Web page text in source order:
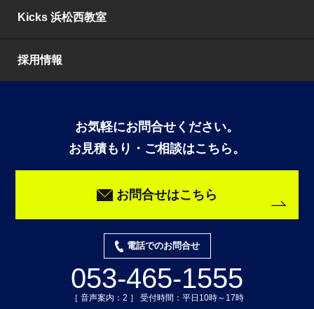
Kicks 浜松西教室
採用情報
お気軽にお問合せください。
お見積もり・ご相談はこちら。
お問合せはこちら
電話でのお問合せ
053-465-1555
［ 音声案内：2 ］ 受付時間：平日10時～17時